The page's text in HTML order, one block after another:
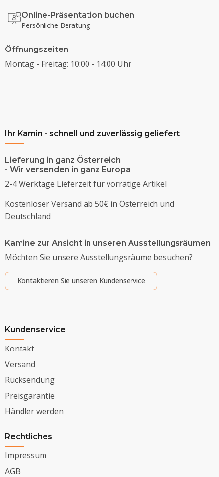
Online-Präsentation buchen
Persönliche Beratung
Öffnungszeiten
Montag - Freitag: 10:00 - 14:00 Uhr
Ihr Kamin - schnell und zuverlässig geliefert
Lieferung in ganz Österreich
- Wir versenden in ganz Europa
2-4 Werktage Lieferzeit für vorrätige Artikel
Kostenloser Versand ab 50€ in Österreich und
Deutschland
Kamine zur Ansicht in unseren Ausstellungsräumen
Möchten Sie unsere Ausstellungsräume besuchen?
Kontaktieren Sie unseren Kundenservice
Kundenservice
Kontakt
Versand
Rücksendung
Preisgarantie
Händler werden
Rechtliches
Impressum
AGB